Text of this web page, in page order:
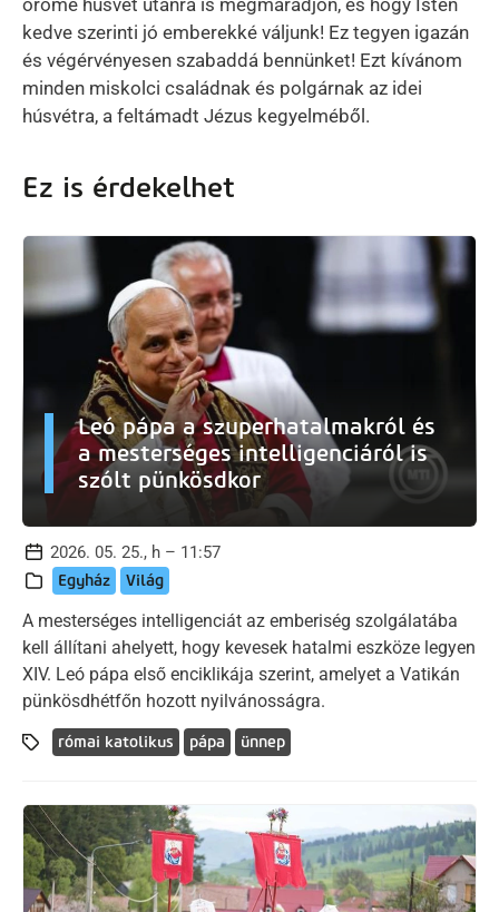
kedve szerinti jó emberekké váljunk! Ez tegyen igazán
és végérvényesen szabaddá bennünket! Ezt kívánom
minden miskolci családnak és polgárnak az idei
húsvétra, a feltámadt Jézus kegyelméből.
Ez is érdekelhet
Leó pápa a szuperhatalmakról és
a mesterséges intelligenciáról is
szólt pünkösdkor
2026. 05. 25., h – 11:57
Egyház Világ
A mesterséges intelligenciát az emberiség szolgálatába
kell állítani ahelyett, hogy kevesek hatalmi eszköze legyen
XIV. Leó pápa első enciklikája szerint, amelyet a Vatikán
pünkösdhétfőn hozott nyilvánosságra.
római katolikus pápa ünnep